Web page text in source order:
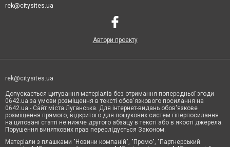
rek@citysites.ua
Автори проєкту
rek@citysites.ua
Допускається цитування матеріалів без отримання попередньої згоди
0642.ua за умови розміщення в тексті обов'язкового посилання на
0642.ua - Сайт міста Луганська. Для інтернет-видань обов'язкове
розміщення прямого, відкритого для пошукових систем гіперпосилання
на цитовані статті не нижче другого абзацу в тексті або в якості джерела.
Порушення виняткових прав переслідується Законом.
Матеріали з плашками "Новини компаній", "Промо", "Партнерський